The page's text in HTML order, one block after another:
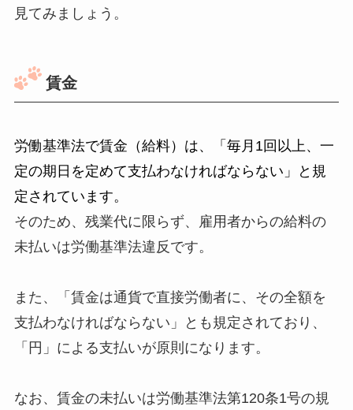
見てみましょう。
賃金
労働基準法で賃金（給料）は、「毎月1回以上、一
定の期日を定めて支払わなければならない」と規
定されています。
そのため、残業代に限らず、雇用者からの給料の
未払いは労働基準法違反です。
また、「賃金は通貨で直接労働者に、その全額を
支払わなければならない」とも規定されており、
「円」による支払いが原則になります。
なお、賃金の未払いは労働基準法第120条1号の規